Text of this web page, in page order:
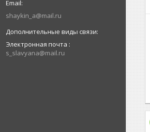
shaykin_a@mail.ru
Электронная почта
s_slavyana@mail.ru